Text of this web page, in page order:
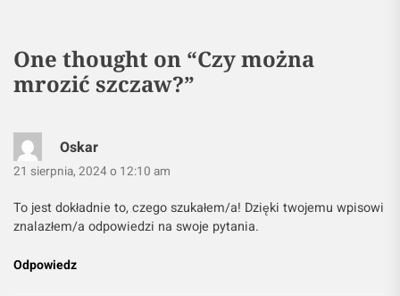
One thought on “Czy można
mrozić szczaw?”
Oskar
21 sierpnia, 2024 o 12:10 am
To jest dokładnie to, czego szukałem/a! Dzięki twojemu wpisowi
znalazłem/a odpowiedzi na swoje pytania.
Odpowiedz